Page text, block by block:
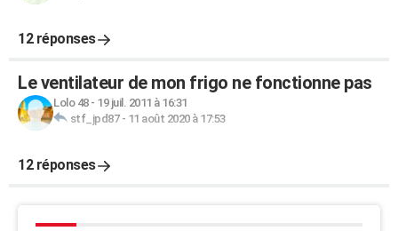
12 réponses
Le ventilateur de mon frigo ne fonctionne pas
Lolo 48- 19 juil. 2011 à 16:31
stf_jpd87- 11 août 2020 à 17:53
12 réponses